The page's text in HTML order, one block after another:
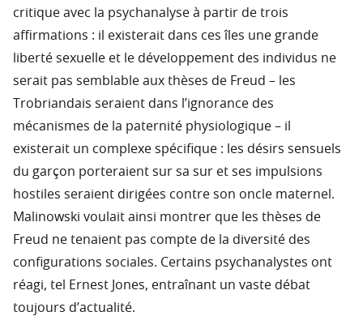
critique avec la psychanalyse à partir de trois
affirmations : il existerait dans ces îles une grande
liberté sexuelle et le développement des individus ne
serait pas semblable aux thèses de Freud – les
Trobriandais seraient dans l’ignorance des
mécanismes de la paternité physiologique – il
existerait un complexe spécifique : les désirs sensuels
du garçon porteraient sur sa sur et ses impulsions
hostiles seraient dirigées contre son oncle maternel.
Malinowski voulait ainsi montrer que les thèses de
Freud ne tenaient pas compte de la diversité des
configurations sociales. Certains psychanalystes ont
réagi, tel Ernest Jones, entraînant un vaste débat
toujours d’actualité.